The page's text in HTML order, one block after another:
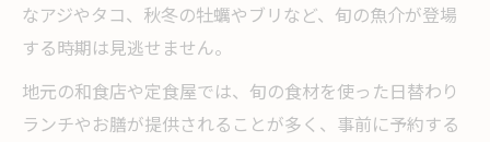
なアジやタコ、秋冬の牡蠣やブリなど、旬の魚介が登場
する時期は見逃せません。
地元の和食店や定食屋では、旬の食材を使った日替わり
ランチやお膳が提供されることが多く、事前に予約する